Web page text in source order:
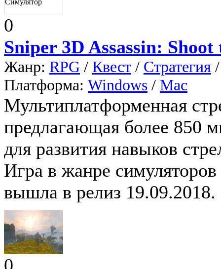
0
Sniper 3D Assassin:
Жанр: RPG / Квест / Стратегия
Платформа: Windows / Mac
Мультиплатформенная
предлагающая более 850
для развития навыков
Игра в жанре
вышла в релиз 19.09.2018.